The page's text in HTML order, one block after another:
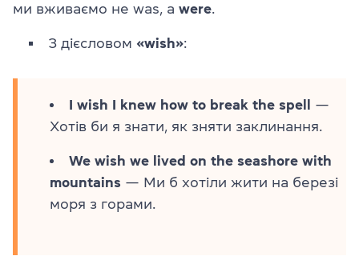
ми вживаємо не was, a were
З дієсловом «wish»:
I wish I knew how to break the spell
—
Хотів би я знати, як зняти заклинання.
We wish we lived on the seashore with
mountains — Ми б хотіли жити на березі
моря з горами.